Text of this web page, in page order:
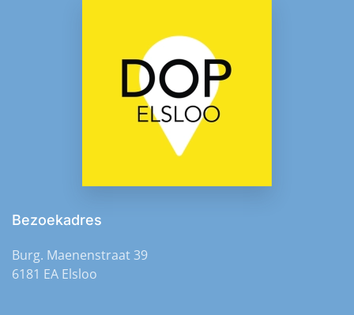
Bezoekadres
Burg. Maenenstraat 39
6181 EA Elsloo